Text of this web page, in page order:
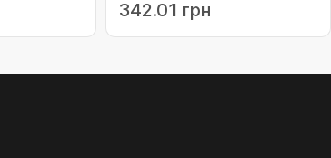
342.01 грн